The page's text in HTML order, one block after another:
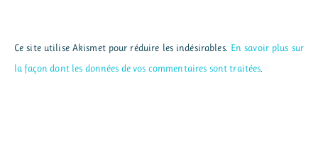
Ce site utilise Akismet pour réduire les indésirables. En savoir plus sur
la façon dont les données de vos commentaires sont traitées